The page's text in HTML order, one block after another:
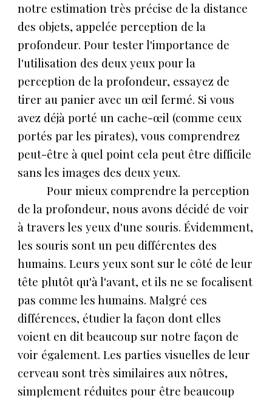
notre estimation très précise de la distance
des objets, appelée perception de la
profondeur. Pour tester l'importance de
l'utilisation des deux yeux pour la
perception de la profondeur, essayez de
tirer au panier avec un œil fermé. Si vous
avez déjà porté un cache-œil (comme ceux
portés par les pirates), vous comprendrez
peut-être à quel point cela peut être difficile
sans les images des deux yeux.
Pour mieux comprendre la perception
de la profondeur, nous avons décidé de voir
à travers les yeux d'une souris. Évidemment,
les souris sont un peu différentes des
humains. Leurs yeux sont sur le côté de leur
tête plutôt qu'à l'avant, et ils ne se focalisent
pas comme les humains. Malgré ces
différences, étudier la façon dont elles
voient en dit beaucoup sur notre façon de
voir également. Les parties visuelles de leur
cerveau sont très similaires aux nôtres,
simplement réduites pour être beaucoup